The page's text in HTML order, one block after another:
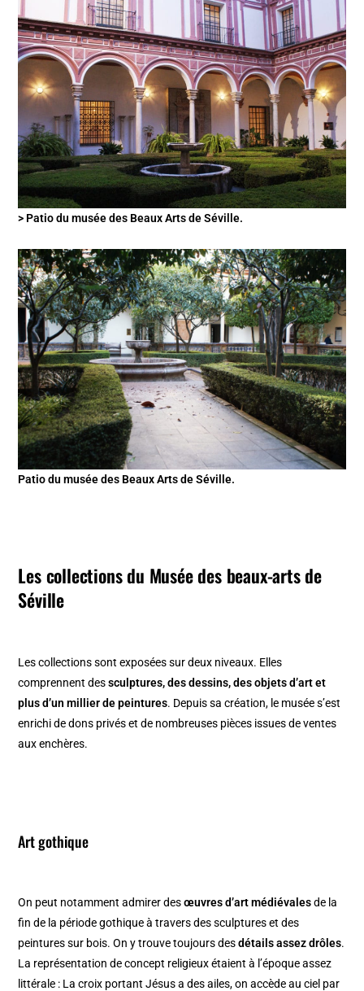
> Patio du musée des Beaux Arts de Séville.
Patio du musée des Beaux Arts de Séville.
Les collections du Musée des beaux-arts de
Séville
Les collections sont exposées sur deux niveaux. Elles
comprennent dessculptures, des dessins, des objets d’art et
plus d’un millier de peintures. Depuis sa création, le musée s’est
enrichi de dons privés et de nombreuses pièces issues de ventes
aux enchères.
Art gothique
On peut notamment admirer desœuvres d’art médiévalesde la
fin de la période gothique à travers des sculptures et des
peintures sur bois. On y trouve toujours desdétails assez drôles.
La représentation de concept religieux étaient à l’époque assez
littérale : La croix portant Jésus a des ailes, on accède au ciel par